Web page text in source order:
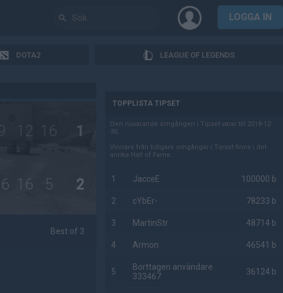
LOGGA IN
DOTA2 LEAGUE OF LEGENDS
12 16 1
16 5 2
Best of 3
TOPPLISTA TIPSET
Den nuvarande omgången i Tipset varar till 2018-12-
30.
Vinnare från tidigare omgångar i Tipset finns i det
anrika Hall of Fame.
1 JacceE 100000 b
2 cYbEr- 78233 b
3 MartinStr 48714 b
4 Armon 46541 b
5
Borttagen användare
333467
36124 b